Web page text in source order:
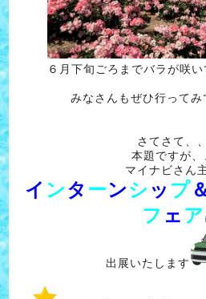
６月下旬ごろまでバラが咲い
みなさんもぜひ行ってみ
さてさて、
本題ですが、
マイナビさん
イ ンタ ーンシ ッ プ
フ ェ ア
出展いたします